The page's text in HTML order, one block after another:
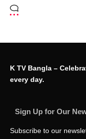
K TV Bangla –
every day.
Sign Up for Our
Subscribe to our